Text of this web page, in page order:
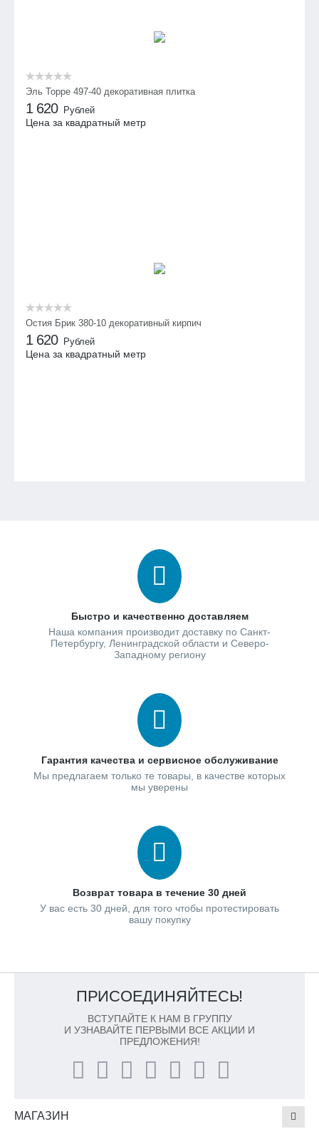
Эль Торре 497-40 декоративная плитка
1 620 Рублей
Цена за квадратный метр
Остия Брик 380-10 декоративный кирпич
1 620 Рублей
Цена за квадратный метр
Быстро и качественно доставляем
Наша компания производит доставку по Санкт-
Петербургу, Ленинградской области и Северо-
Западному региону
Гарантия качества и сервисное обслуживание
Мы предлагаем только те товары, в качестве которых
мы уверены
Возврат товара в течение 30 дней
У вас есть 30 дней, для того чтобы протестировать
вашу покупку
ПРИСОЕДИНЯЙТЕСЬ!
ВСТУПАЙТЕ К НАМ В ГРУППУ
И УЗНАВАЙТЕ ПЕРВЫМИ ВСЕ АКЦИИ И
ПРЕДЛОЖЕНИЯ!
МАГАЗИН